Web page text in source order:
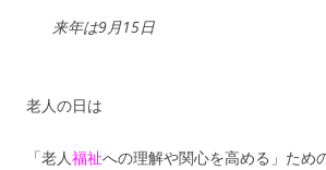
来年は9月15日
老人の日は
「老人福祉への理解や関心を高める」ため